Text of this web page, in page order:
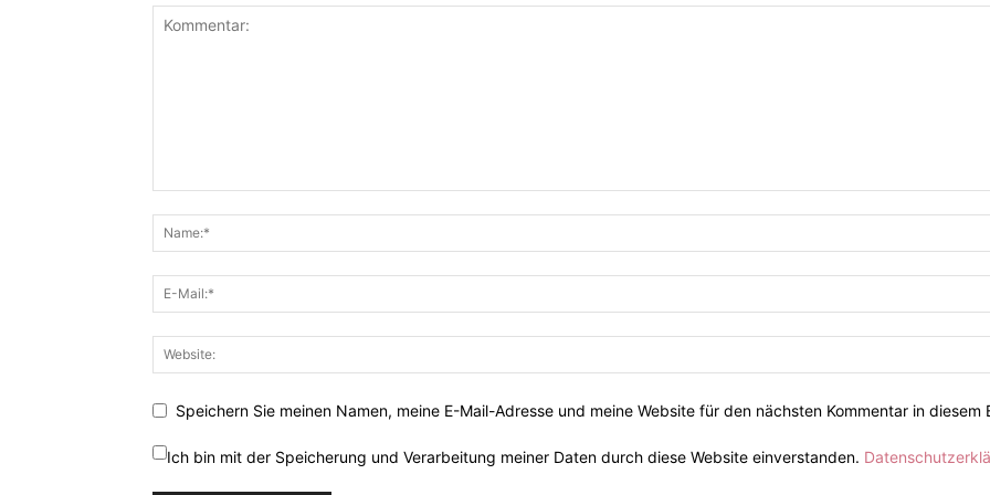
Speichern Sie meinen Namen, meine E-Mail-Adresse und meine Website für den nächsten Kommentar in diesem
Ich bin mit der Speicherung und Verarbeitung meiner Daten durch diese Website einverstanden.